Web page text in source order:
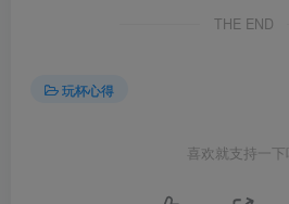
THE END
玩杯心得
喜欢就支持一